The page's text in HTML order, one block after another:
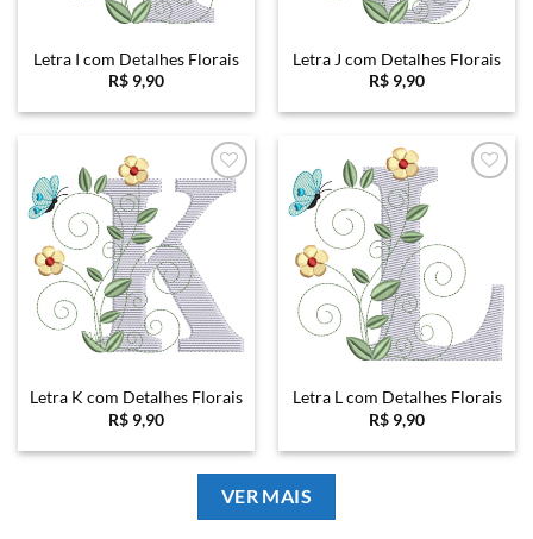
Letra I com Detalhes Florais
R$ 9,90
Letra J com Detalhes Florais
R$ 9,90
Favoritar
Letra K com Detalhes Florais
R$ 9,90
Letra L com Detalhes Florais
R$ 9,90
VER MAIS